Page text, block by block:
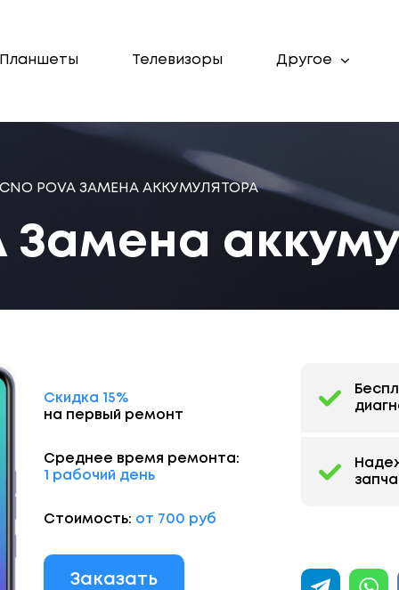
Телевизоры Другое
POVA ЗАМЕНА АККУМУЛЯТОРА
Замена
Скидка 15%
на первый ремонт
Среднее время ремонта:
1 рабочий день
Стоимость: от 700 руб
Заказать